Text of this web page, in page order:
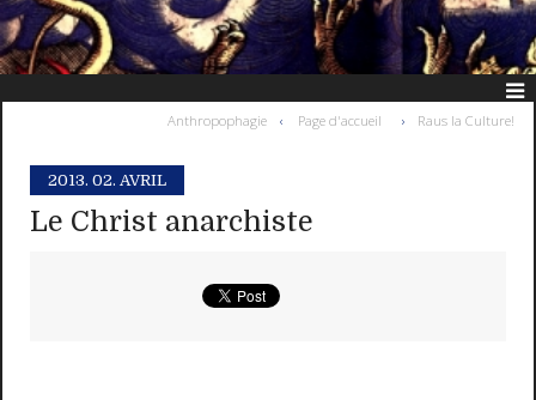
Anthropophagie Page d'accueil Raus la Culture!
2013. 02. AVRIL
Le Christ anarchiste